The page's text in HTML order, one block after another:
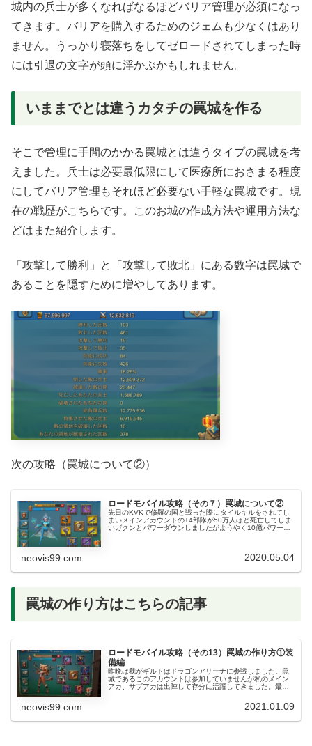
城内の兵士が多くなればなるほどバリア管理が必須になっ
てきます。バリアを購入するためのジェムも少なくはあり
ません。うっかり寝落ちをしてゼロードされてしまった時
には引退の文字が頭に浮かぶかもしれません。
いままでとは違うカタチの罠城を作る
そこで管理に手間のかかる罠城とは違うタイプの罠城を考
えました。兵士は必要最低限にして医療所におさまる程度
にしてバリア管理もそれほど必要ない手軽な罠城です。現
在の戦歴がこちらです。このお城の作成方法や運用方法な
どはまた紹介します。
「攻撃して勝利」と「攻撃して敗北」にある数字は罠城で
あることを隠すために増やしてあります。
次の攻略（罠城について②）
ロードモバイル攻略（その７）罠城について②
先日のKVKで修羅の国と戦った際にタイルキルをされてし
まいメインアカウントのT4部隊が50万人ほど死亡してしま
いガクンとパワーダウンしましたがようやく10億パワーま
neovis99.com 2020.05.04
罠城の作り方はこちらの記事
ロードモバイル攻略（その13）罠城の作り方①装
備編
昨晩は我がギルドはドラゴンアリーナに参戦しました。罠
城であるこのアカウントは参加していませんが私のメイン
アカ、サブアカは出陣して存分に活躍してきました。最近
neovis99.com 2021.01.09